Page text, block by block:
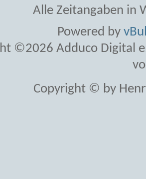
Alle Zeitangaben in
Powered by
©2026 Adduco Digital
Copyright © by